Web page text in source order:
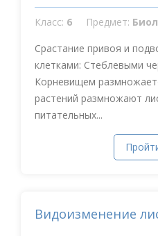
Класс: 6 Предмет:
Срастание привоя и
клетками: Стеблевыми
Корневищем
растений размножают
питательных...
Видоизменение